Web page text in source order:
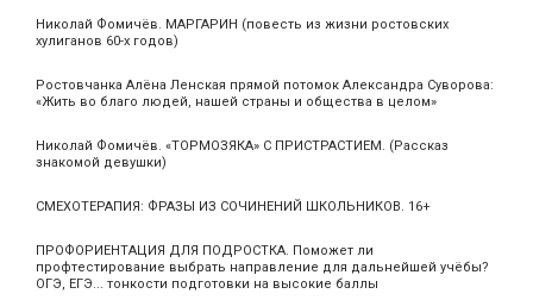
Николай Фомичёв. МАРГАРИН (повесть из жизни ростовских
хулиганов 60-х годов)
Ростовчанка Алёна Ленская прямой потомок Александра Суворова:
«Жить во благо людей, нашей страны и общества в целом»
Николай Фомичёв. «ТОРМОЗЯКА» С ПРИСТРАСТИЕМ. (Рассказ
знакомой девушки)
СМЕХОТЕРАПИЯ: ФРАЗЫ ИЗ СОЧИНЕНИЙ ШКОЛЬНИКОВ. 16+
ПРОФОРИЕНТАЦИЯ ДЛЯ ПОДРОСТКА. Поможет ли
профтестирование выбрать направление для дальнейшей учёбы?
ОГЭ, ЕГЭ... тонкости подготовки на высокие баллы